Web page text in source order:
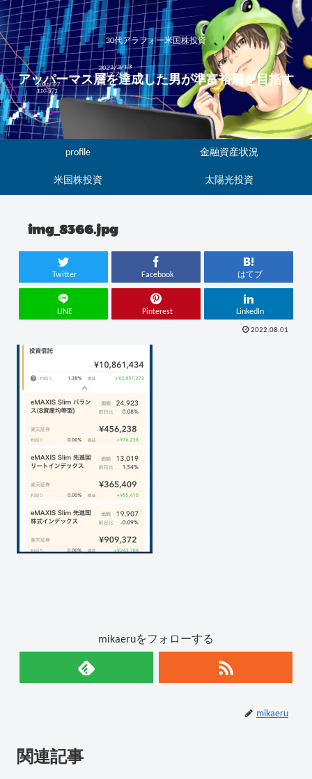
30代アラフォー米国株投資
アッパーマス層を達成した男が準富裕層を目指す
profile 金融資産状況
米国株投資 太陽光投資
img_8366.jpg
Twitter Facebook はてブ
LINE Pinterest LinkedIn
2022.08.01
mikaeruをフォローする
mikaeru
関連記事